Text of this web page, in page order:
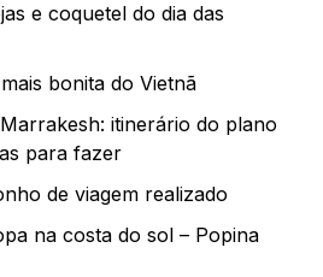
e coquetel do dia das
bonita do Vietnã
itinerário do plano
para fazer
de viagem realizado
na costa do sol – Popina